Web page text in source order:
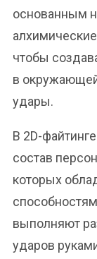
основанным
чтобы
в
удары.
В 2D-
состав
которых
выполняют
ударов